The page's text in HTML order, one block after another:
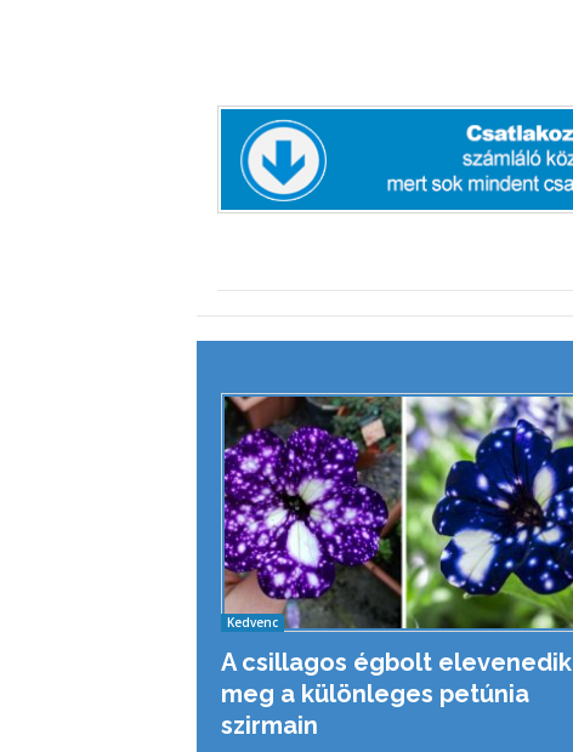
Kedvenc
A csillagos égbolt elevenedik
meg a különleges petúnia
szirmain